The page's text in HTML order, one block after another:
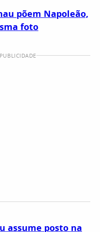
põem Napoleão,
foto
assume posto na